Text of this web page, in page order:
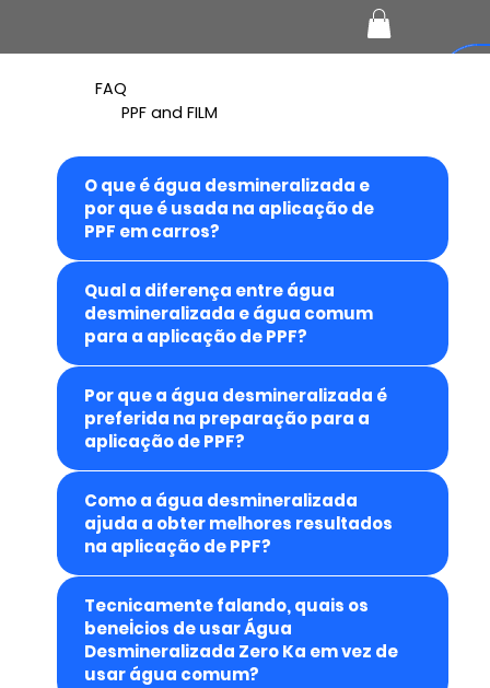
PPF and FILM
FAQ
O que é água desmineralizada e
por que é usada na aplicação de
PPF em carros?
Qual a diferença entre água
desmineralizada e água comum
para a aplicação de PPF?
Por que a água desmineralizada é
preferida na preparação para a
aplicação de PPF?
Como a água desmineralizada
ajuda a obter melhores resultados
na aplicação de PPF?
Tecnicamente falando, quais os
beneİcios de usar Água
Desmineralizada Zero Ka em vez de
usar água comum?